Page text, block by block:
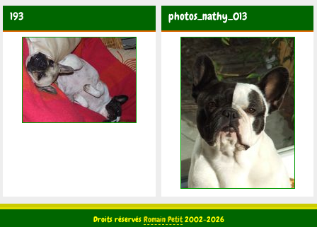
193 photos_nathy_013
Droits réservés Romain Petit2002-2026